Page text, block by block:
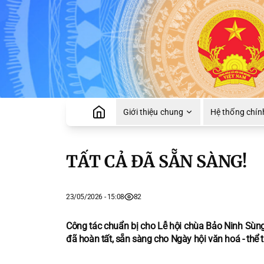
Giới thiệu chung Hệ thống
TẤT CẢ ĐÃ SẴN SÀNG!
23/05/2026 - 15:08 82
Công tác chuẩn bị cho Lễ hội chùa Bảo Ninh
đã hoàn tất, sẵn sàng cho Ngày hội văn hoá -